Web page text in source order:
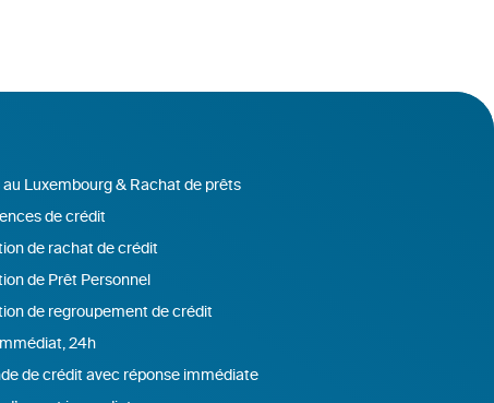
Luxembourg & Rachat de prêts
de crédit
de rachat de crédit
de Prêt Personnel
de regroupement de crédit
24h
de crédit avec réponse immédiate